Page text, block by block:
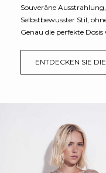
Souveräne
Selbstbewusster Stil,
Genau die perfekte Dosis
ENTDECKEN SIE